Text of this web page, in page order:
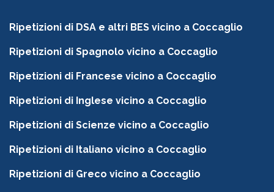
Ripetizioni di DSA e altri BES vicino a Coccaglio
Ripetizioni di Spagnolo vicino a Coccaglio
Ripetizioni di Francese vicino a Coccaglio
Ripetizioni di Inglese vicino a Coccaglio
Ripetizioni di Scienze vicino a Coccaglio
Ripetizioni di Italiano vicino a Coccaglio
Ripetizioni di Greco vicino a Coccaglio